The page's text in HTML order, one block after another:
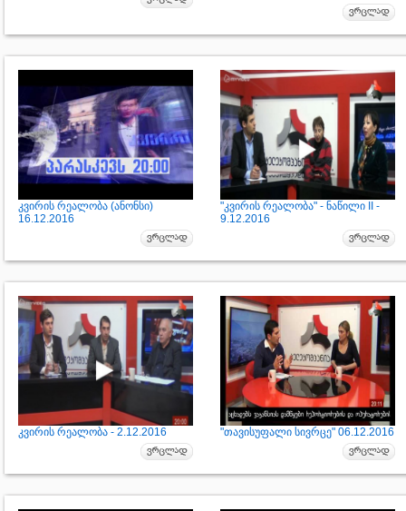
კვირის რეალობა (ანონსი)
16.12.2016
"კვირის რეალობა" - ნაწილი II -
9.12.2016
კვირის რეალობა - 2.12.2016 "თავისუფალი სივრცე" 06.12.2016